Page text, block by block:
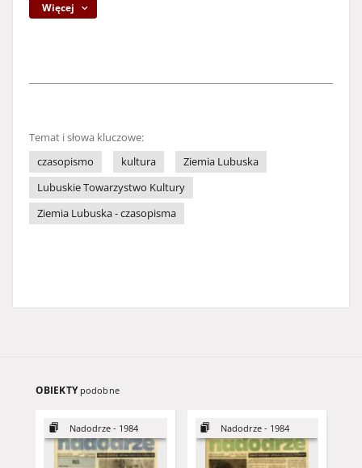
Więcej
Temat i słowa kluczowe:
czasopismo
kultura
Ziemia Lubuska
Lubuskie Towarzystwo Kultury
Ziemia Lubuska - czasopisma
OBIEKTY podobne
Nadodrze - 1984 Nadodrze - 1984